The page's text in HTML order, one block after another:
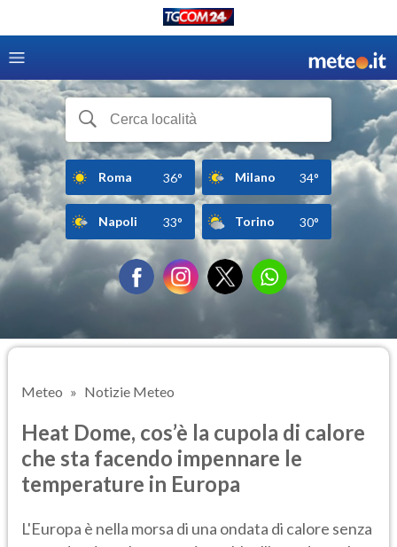
Roma 36° Milano 34°
Napoli 33° Torino 30°
Meteo Notizie Meteo
Heat Dome, cos’è la cupola di calore
che sta facendo impennare le
temperature in Europa
L'Europa è nella morsa di una ondata di calore senza